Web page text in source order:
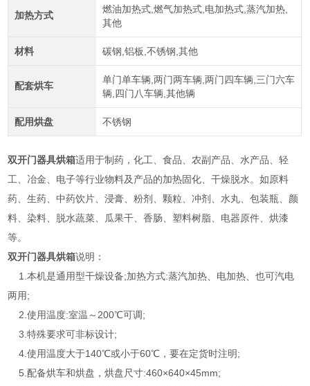
加热方式
燃油加热式,燃气加热式,电加热式,蒸汽加热,
其他
材料 碳钢,铝板,不锈钢,其他
配套烘车
单门单车辆,两门两车辆,两门四车辆,三门六车
辆,四门八车辆,其他辆
配用烘盘 不锈钢
双开门器具烘箱适用于制药，化工、食品、农副产品、水产品、轻
工、冶金、电子等行业物料及产品的加热固化、干燥脱水。如原料
药、生药、中药饮片、浸膏、粉剂、颗粒、冲剂、水丸、包装瓶、颜
料、染料、脱水蔬菜、瓜果干、香肠、塑料树脂、电器原件、烘漆
等。
双开门器具烘箱说明：
1.本机是通用型干燥设备;加热方式:蒸汽加热、电加热、也可汽电
两用;
2.使用温度:室温～200℃可调;
3.特殊要求可非标设计;
4.使用温度大于140℃或小于60℃，要在定货时注明;
5.配备烘车和烘盘，烘盘尺寸:460×640×45mm;